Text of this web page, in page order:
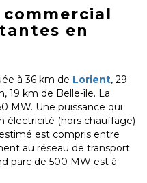
en
à 36 km de Lorient, 29
19 km de Belle-île. La
MW. Une puissance qui
électricité (hors chauffage)
est compris entre
au réseau de transport
parc de 500 MW est à